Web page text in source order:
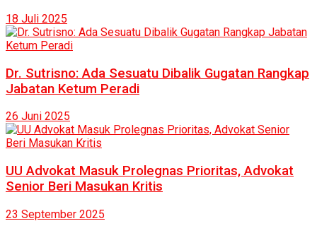
18 Juli 2025
Dr. Sutrisno: Ada Sesuatu Dibalik Gugatan Rangkap
Jabatan Ketum Peradi
26 Juni 2025
UU Advokat Masuk Prolegnas Prioritas, Advokat
Senior Beri Masukan Kritis
23 September 2025